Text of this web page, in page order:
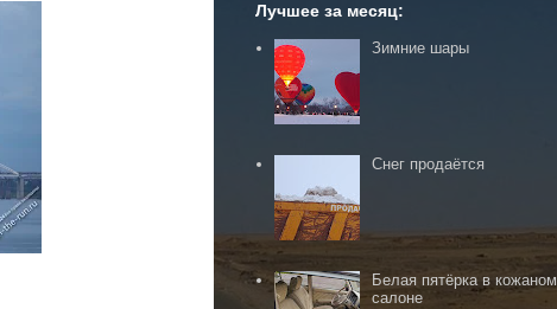
Лучшее за месяц:
Зимние шары
Снег продаётся
Белая пятёрка в кожаном
салоне